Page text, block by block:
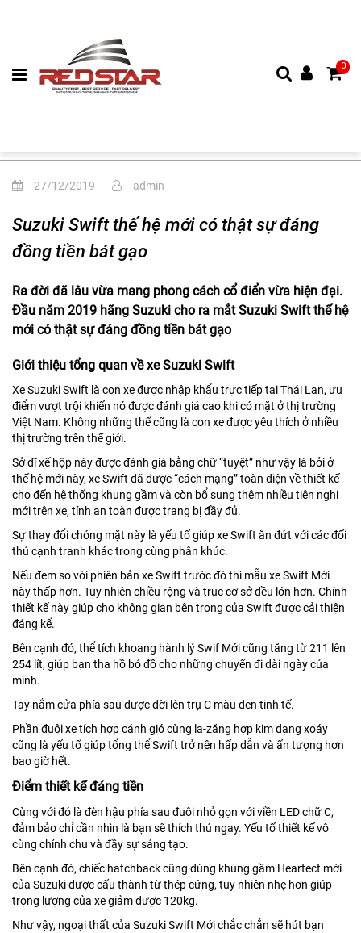
0
27/12/2019 admin
Suzuki Swift thế hệ mới có thật sự đáng
đồng tiền bát gạo
Ra đời đã lâu vừa mang phong cách cổ điển vừa hiện đại.
Đầu năm 2019 hãng Suzuki cho ra mắt Suzuki Swift thế hệ
mới có thật sự đáng đồng tiền bát gạo
Giới thiệu tổng quan về xe Suzuki Swift
Xe Suzuki Swift là con xe được nhập khẩu trực tiếp tại Thái Lan, ưu
điểm vượt trội khiến nó được đánh giá cao khi có mặt ở thị trường
Việt Nam. Không những thế cũng là con xe được yêu thích ở nhiều
thị trường trên thế giới.
Sở dĩ xế hộp này được đánh giá bằng chữ “tuyệt” như vậy là bởi ở
thế hệ mới này, xe Swift đã được “cách mạng” toàn diện về thiết kế
cho đến hệ thống khung gầm và còn bổ sung thêm nhiều tiện nghi
mới trên xe, tính an toàn được trang bị đầy đủ.
Sự thay đổi chóng mặt này là yếu tố giúp xe Swift ăn đứt với các đối
thủ cạnh tranh khác trong cùng phân khúc.
Nếu đem so với phiên bản xe Swift trước đó thì mẫu xe Swift Mới
này thấp hơn. Tuy nhiên chiều rộng và trục cơ sở đều lớn hơn. Chính
thiết kế này giúp cho không gian bên trong của Swift được cải thiện
đáng kể.
Bên cạnh đó, thể tích khoang hành lý Swif Mới cũng tăng từ 211 lên
254 lít, giúp bạn tha hồ bỏ đồ cho những chuyến đi dài ngày của
mình.
Tay nắm cửa phía sau được dời lên trụ C màu đen tinh tế.
Phần đuôi xe tích hợp cánh gió cùng la-zăng hợp kim dạng xoáy
cũng là yếu tố giúp tổng thể Swift trở nên hấp dẫn và ấn tượng hơn
bao giờ hết.
Điểm thiết kế đáng tiền
Cùng với đó là đèn hậu phía sau đuôi nhỏ gọn với viền LED chữ C,
đảm bảo chỉ cần nhìn là bạn sẽ thích thú ngay. Yếu tố thiết kế vô
cùng chỉnh chu và đầy sự sáng tạo.
Bên cạnh đó, chiếc hatchback cũng dùng khung gầm Heartect mới
của Suzuki được cấu thành từ thép cứng, tuy nhiên nhẹ hơn giúp
trọng lượng của xe giảm được 120kg.
Như vậy, ngoại thất của Suzuki Swift Mới chắc chắn sẽ hút bạn